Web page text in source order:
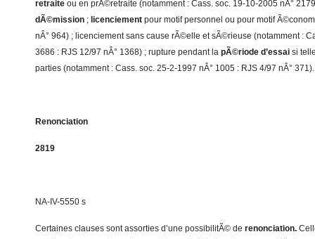
retraite ou en prÃ©retraite (notamment : Cass. soc. 19-10-2005 nÂ°
dÃ©mission ; licenciement pour motif personnel ou pour motif
nÂ° 964) ; licenciement sans cause rÃ©elle et sÃ©rieuse (notamment :
3686 : RJS 12/97 nÂ° 1368) ; rupture pendant la pÃ©riode d’essai si
parties (notamment : Cass. soc. 25-2-1997 nÂ° 1005 : RJS 4/97 nÂ° 371).
Renonciation
2819
NA-IV-5550 s
Certaines clauses sont assorties d’une possibilitÃ© de renonciation.